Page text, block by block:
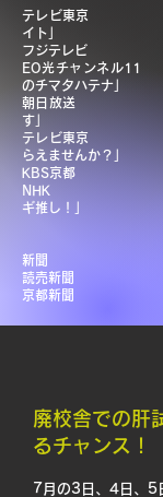
テレビ東京 「ワ
イト」
フジテレビ 「め
EO光チャンネル11
のチマタハテナ」
朝日放送 「お
す」
テレビ東京 「出
らえませんか？」
KBS京都 「京
NHK 「関西
ギ推し！」
新聞
読売新聞
京都新聞
廃校舎での肝
るチャンス！
7月の3日、4日、